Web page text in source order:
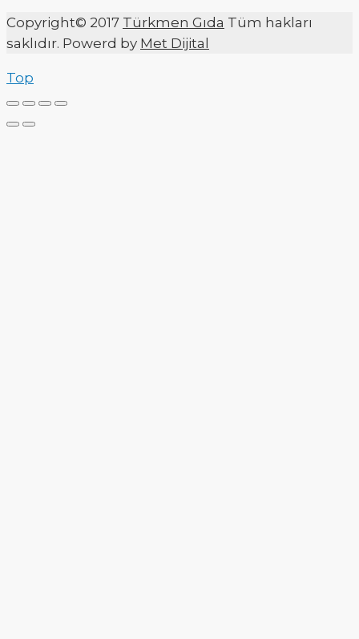
Copyright© 2017 Türkmen Gıda Tüm hakları
saklıdır. Powerd by Met Dijital
Top